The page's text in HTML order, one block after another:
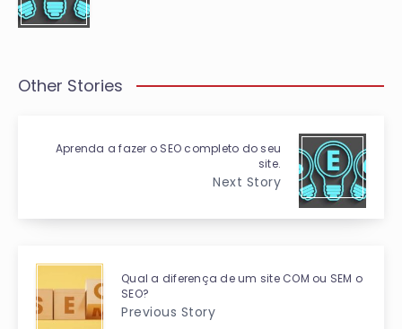
Other Stories
Aprenda a fazer o SEO completo do seu
site.
Next Story
Qual a diferença de um site COM ou SEM o
SEO?
Previous Story